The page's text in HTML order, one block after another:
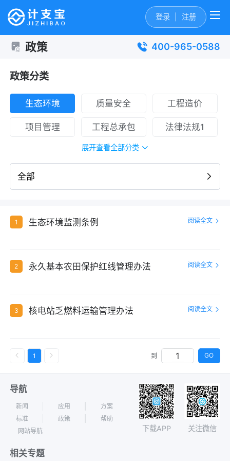
登录 注册
政策 400-965-0588
政策分类
生态环境 质量安全 工程造价
项目管理 工程总承包 法律法规1
展开查看全部分类
全部
1 生态环境监测条例 阅读全文
2 永久基本农田保护红线管理办法 阅读全文
3 核电站乏燃料运输管理办法 阅读全文
1 到 GO
导航
新闻 应用
方案
标准
政策
帮助
网站导航
下载APP 关注微信
相关专题